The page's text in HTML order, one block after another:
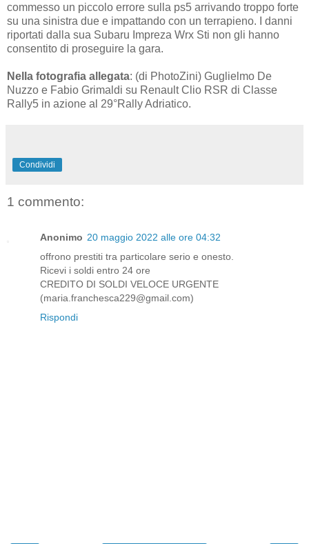
commesso un piccolo errore sulla ps5 arrivando troppo forte
su una sinistra due e impattando con un terrapieno. I danni
riportati dalla sua Subaru Impreza Wrx Sti non gli hanno
consentito di proseguire la gara.
Nella fotografia allegata: (di PhotoZini) Guglielmo De
Nuzzo e Fabio Grimaldi su Renault Clio RSR di Classe
Rally5 in azione al 29°Rally Adriatico.
Condividi
1 commento:
Anonimo 20 maggio 2022 alle ore 04:32
offrono prestiti tra particolare serio e onesto.
Ricevi i soldi entro 24 ore
CREDITO DI SOLDI VELOCE URGENTE
(maria.franchesca229@gmail.com)
Rispondi